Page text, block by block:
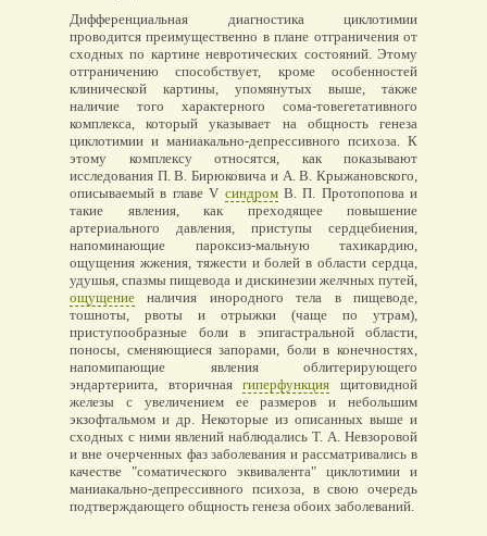
Дифференциальная диагностика циклотимии
проводится преимущественно в плане отграничения от
сходных по картине невротических состояний. Этому
отграничению способствует, кроме особенностей
клинической картины, упомянутых выше, также
наличие того характерного сома-товегетативного
комплекса, который указывает на общность генеза
циклотимии и маниакально-депрессивного психоза. К
этому комплексу относятся, как показывают
исследования П. В. Бирюковича и А. В. Крыжановского,
описываемый в главе V синдромВ. П. Протопопова и
такие явления, как преходящее повышение
артериального давления, приступы сердцебиения,
напоминающие пароксиз-мальную тахикардию,
ощущения жжения, тяжести и болей в области сердца,
удушья, спазмы пищевода и дискинезии желчных путей,
ощущение наличия инородного тела в пищеводе,
тошноты, рвоты и отрыжки (чаще по утрам),
приступообразные боли в эпигастральной области,
поносы, сменяющиеся запорами, боли в конечностях,
напомипающие явления облитерирующего
эндартериита, вторичнаягиперфункция щитовидной
железы с увеличением ее размеров и небольшим
экзофтальмом и др. Некоторые из описанных выше и
сходных с ними явлений наблюдались Т. А. Невзоровой
и вне очерченных фаз заболевания и рассматривались в
качестве "соматического эквивалента" циклотимии и
маниакально-депрессивного психоза, в свою очередь
подтверждающего общность генеза обоих заболеваний.